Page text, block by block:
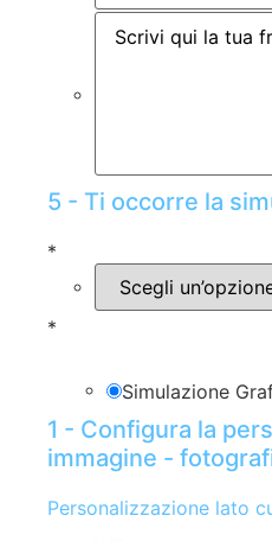
5 - Ti occorre la
*
*
Simulazione
1 - Configura la
immagine -
Personalizzazione lato